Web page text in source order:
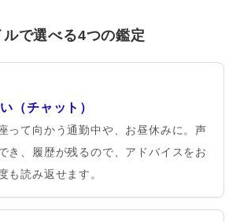
で選べる4つの鑑定
（チャット）
って向かう通勤中や、お昼休みに。声
き、履歴が残るので、アドバイスをお
も読み返せます。